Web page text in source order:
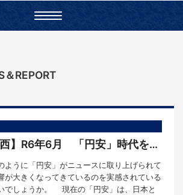
Toggle
navigation
＆REPORT
【頑張ろう関西】R6年6月 「円安」時代をうまく乗り切ろう！
うに「円安」がニュースに取り上げられて
が大きくなってきているのを実感されている
でしょうか。 現在の「円安」は、日本と